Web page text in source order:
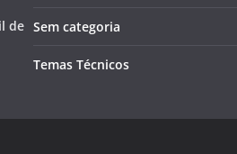
de Sem categoria
Temas Técnicos